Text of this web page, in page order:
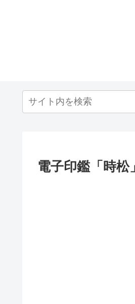
電子印鑑「時